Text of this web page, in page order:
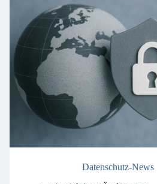
Datenschutz-News